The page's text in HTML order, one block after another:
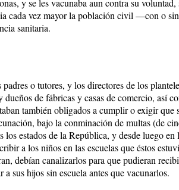
y se les vacunaba aun contra su
cada vez mayor la población civil —con o
sanitaria.
o tutores, y los directores de los
dueños de fábricas y casas de comercio, así
también obligados a cumplir o exigir
bajo la conminación de multas (de
los estados de la República, y desde luego
a los niños en las escuelas que éstos
debían canalizarlos para que pudieran
a sus hijos sin escuela antes que vacunarlos.